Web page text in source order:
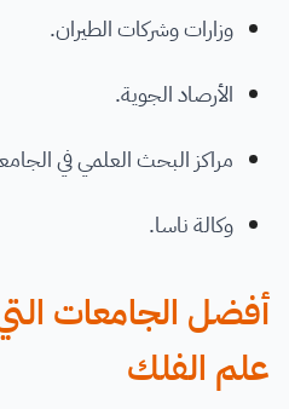
وزارات وشركات الطيران.
الأرصاد الجوية.
مراكز البحث العلمي في
وكالة ناسا.
أفضل الجامعات
علم الفلك